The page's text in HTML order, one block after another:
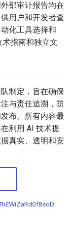
部审计报告均在
用户和开发者查
化工具选择和
指南和独立文
制定，旨在确保
与责任追溯，防
布。所有内容最
利用 AI 技术提
真实、透明和安